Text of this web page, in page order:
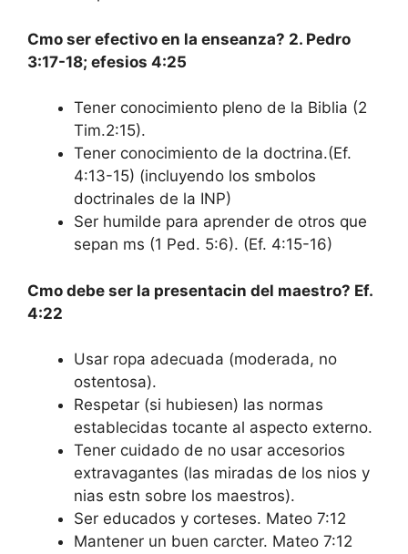
Cmo ser efectivo en la enseanza? 2. Pedro
3:17-18; efesios 4:25
Tener conocimiento pleno de la Biblia (2
Tim.2:15).
Tener conocimiento de la doctrina.(Ef.
4:13-15) (incluyendo los smbolos
doctrinales de la INP)
Ser humilde para aprender de otros que
sepan ms (1 Ped. 5:6). (Ef. 4:15-16)
Cmo debe ser la presentacin del maestro? Ef.
4:22
Usar ropa adecuada (moderada, no
ostentosa).
Respetar (si hubiesen) las normas
establecidas tocante al aspecto externo.
Tener cuidado de no usar accesorios
extravagantes (las miradas de los nios y
nias estn sobre los maestros).
Ser educados y corteses. Mateo 7:12
Mantener un buen carcter. Mateo 7:12